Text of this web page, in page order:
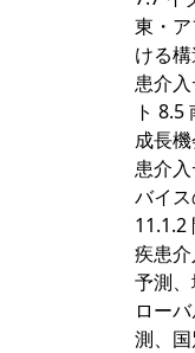
東・
ける
患介
ト
成長
患介
バイ
11.1.2
疾患
予測
ロー
測、